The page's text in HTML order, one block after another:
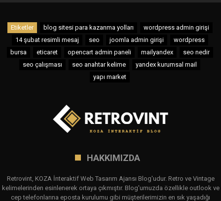
Etiketler blog sitesi para kazanma yolları
wordpress admin girişi
14 şubat resimli mesaj
seo joomla admin girişi
wordpress
bursa
eticaret opencart admin paneli mailyandex
seo nedir
seo çalışması
seo anahtar kelime
yandex kurumsal mail
yapı market
HAKKIMIZDA
Retrovint, KOZA İnteraktif Web Tasarım Ajansı Blog'udur. Retro ve Vintage
kelimelerinden esinlenerek ortaya çıkmıştır. Blog'umuzda özellikle outlook ve
cep telefonlarına eposta kurulumu gibi müşterilerimizin en sık yaşadığı